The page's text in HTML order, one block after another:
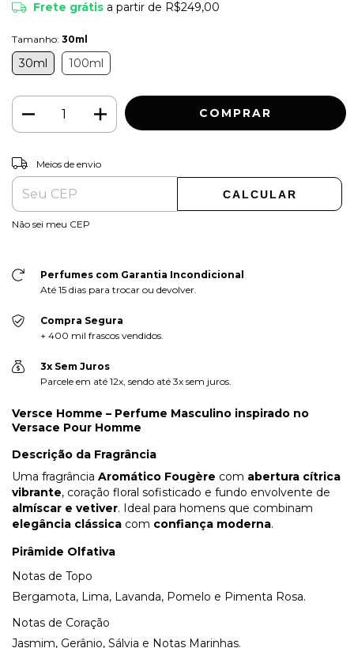
Frete grátis a partir de R$249,00
Tamanho: 30ml
30ml 100ml
Entregas para o CEP:
Meios de envio
CALCULAR
Não sei meu CEP
Perfumes com Garantia Incondicional
Até 15 dias para trocar ou devolver.
Compra Segura
+ 400 mil frascos vendidos.
3x Sem Juros
Parcele em até 12x, sendo até 3x sem juros.
Versce Homme – Perfume Masculino inspirado no
Versace Pour Homme
Descrição da Fragrância
Uma fragrância Aromático Fougère com abertura cítrica
vibrante, coração floral sofisticado e fundo envolvente de
almíscar e vetiver. Ideal para homens que combinam
elegância clássica com confiança moderna.
Pirâmide Olfativa
Notas de Topo
Bergamota, Lima, Lavanda, Pomelo e Pimenta Rosa.
Notas de Coração
Jasmim, Gerânio, Sálvia e Notas Marinhas.